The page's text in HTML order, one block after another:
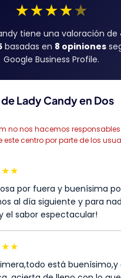
★★★★★
tiene una valoración de
basadas en 8 opiniones
Google Business Profile.
Lady Candy en Dos
no nos hacemos
este centro por parte de los
★★
por fuera y buenísima
al día siguiente y para
el sabor espectacular!
★★
está buenísimo,y